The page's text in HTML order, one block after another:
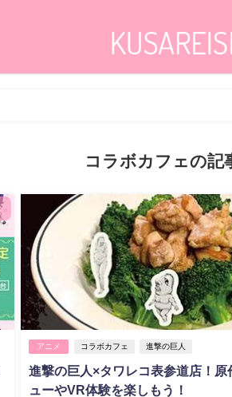
コラボカフェの記
アニメ コラボカフェ 進撃の巨人
進撃の巨人×タワレコ表参道店！原
ューやVR体験を楽しもう！